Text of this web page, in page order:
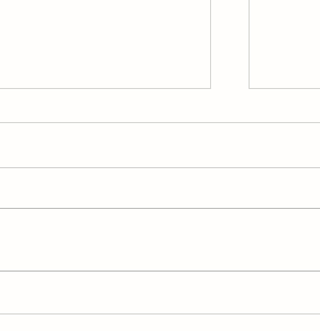
dificuldades